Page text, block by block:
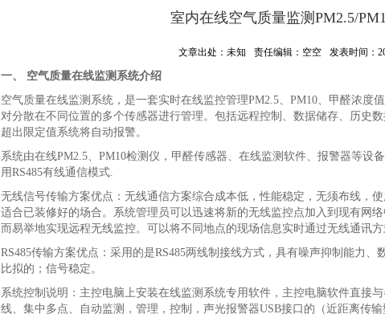
室内在线空气质量监测PM2.5/
文章出处：未知 责任编辑：空空 发表时间：
一、 空气质量在线监测系统介绍
空气质量在线监测系统，是一套实时在线监控管理PM2.5、PM10、甲醛浓度
对分散在不同位置的多个传感器进行管理。包括远程控制、数据储存、历史
超出限定值系统将自动报警。
系统由在线PM2.5、PM10检测仪，甲醛传感器、在线监测软件、报警器等设
用RS485有线通信模式.
无线信号传输方案优点：无线通信方案综合成本低，性能稳定，无须布线，
适合已装修好的场合。系统管理员可以迅速将新的无线监控点加入到现有网
而易举地实现远程无线监控。可以将不同地点的现场信息实时通过无线通讯
RS485传输方案优点：采用的是RS485两线制接线方式，具有噪声抑制能力
比拟的；信号稳定。
系统控制说明：主控电脑上安装在线监测系统专用软件，主控电脑软件直接
线、集中多点、自动监测，管理，控制，声光报警器USB接口的（近距离传